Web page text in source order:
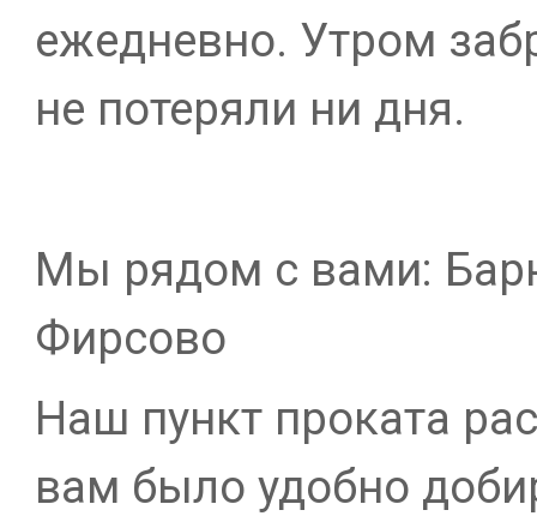
ежедневно. Утром
не потеряли ни дня.
Мы рядом с вами:
Фирсово
Наш пункт проката
вам было удобно